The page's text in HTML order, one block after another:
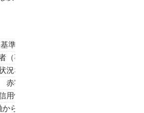
準
（事業主様）の信用力を重視する
況など財務内容重視、借入が多いと不可
赤字企業には融資が厳しい
用情報照会で厳しくチェック
らの借入があると厳しい（大幅減点）